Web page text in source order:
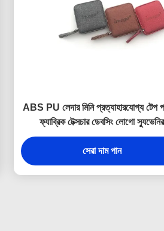
ABS PU লেদার মিনি প্রত্যাহারযোগ্য টেপ
ফ্যাব্রিক টেক্সচার ডেবসিং লোগো স্যুভেনির
সেরা দাম পান